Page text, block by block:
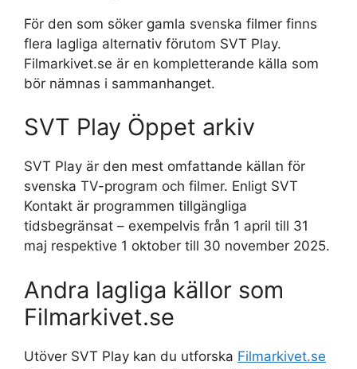
För den som söker gamla svenska filmer finns
flera lagliga alternativ förutom SVT Play.
Filmarkivet.se är en kompletterande källa som
bör nämnas i sammanhanget.
SVT Play Öppet arkiv
SVT Play är den mest omfattande källan för
svenska TV-program och filmer. Enligt SVT
Kontakt är programmen tillgängliga
tidsbegränsat – exempelvis från 1 april till 31
maj respektive 1 oktober till 30 november 2025.
Andra lagliga källor som
Filmarkivet.se
Utöver SVT Play kan du utforska Filmarkivet.se